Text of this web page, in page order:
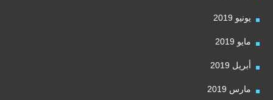
يونيو 2019
مايو 2019
أبريل 2019
مارس 2019